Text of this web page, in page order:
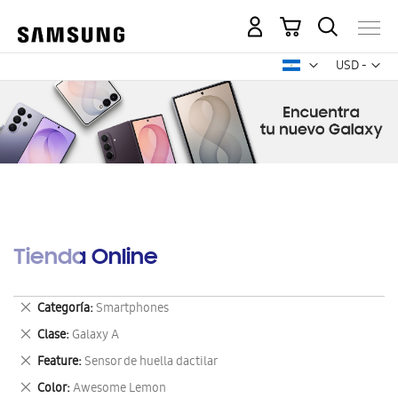
USD -
dólar
Mi carrito
Tienda Online
Categoría Smartphones
Eliminar
este
artículo
Clase Galaxy A
Eliminar
este
artículo
Feature Sensor de huella dactilar
Eliminar
este
Color Awesome Lemon
Eliminar